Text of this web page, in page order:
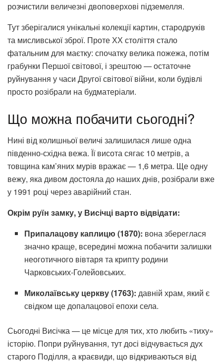
розчистили величезні двоповерхові підземелля.
Тут зберігалися унікальні колекції картин, стародруків
та мисливської зброї. Проте ХХ століття стало
фатальним для маєтку: спочатку велика пожежа, потім
грабунки Першої світової, і зрештою — остаточне
руйнування у часи Другої світової війни, коли будівлі
просто розібрали на будматеріали.
Що можна побачити сьогодні?
Нині від колишньої величі залишилася лише одна
південно-східна вежа. Її висота сягає 10 метрів, а
товщина кам’яних мурів вражає — 1,6 метра. Ще одну
вежу, яка дивом достояла до наших днів, розібрали вже
у 1991 році через аварійний стан.
Окрім руїн замку, у Висічці варто відвідати:
Припалацову каплицю (1870): вона збереглася
значно краще, всередині можна побачити залишки
неоготичного вівтаря та крипту родини
Чарковських-Голейовських.
Миколаївську церкву (1763): давній храм, який є
свідком ще допалацової епохи села.
Сьогодні Висічка — це місце для тих, хто любить «тиху»
історію. Попри руйнування, тут досі відчувається дух
старого Поділля, а краєвиди, що відкриваються від